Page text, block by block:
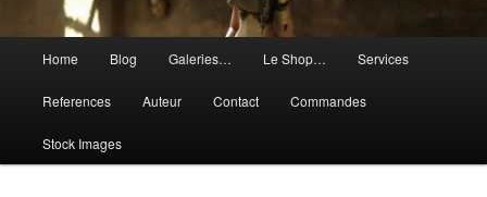
principal
Home Blog Galeries… Le Shop… Services
References Auteur Contact Commandes
Stock Images